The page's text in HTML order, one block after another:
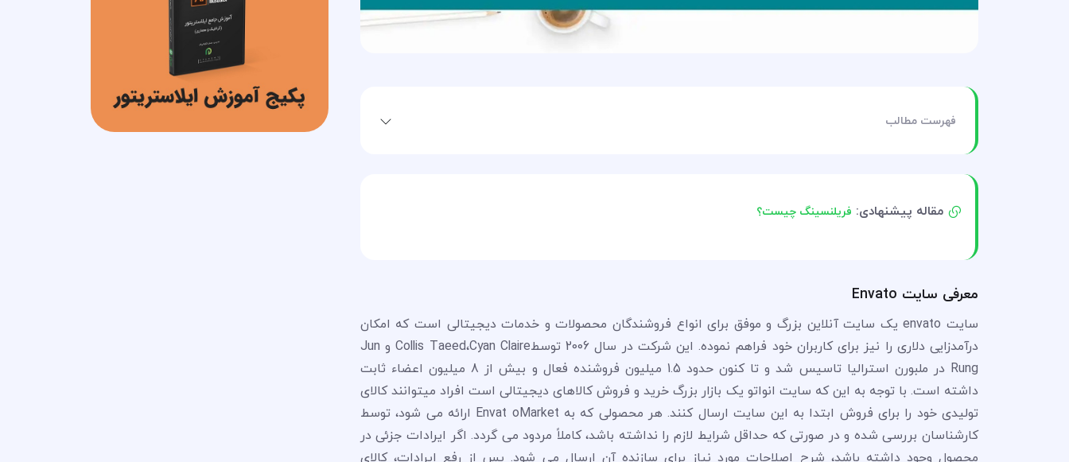
فهرست مطالب
مقاله پیشنهادی: فریلنسینگ چیست؟
معرفی سایت Envato
سایت envato یک سایت آنلاین بزرگ و موفق برای انواع فروشندگان محصولات و خدمات دیجیتالی است که امکان
درآمدزایی دلاری را نیز برای کاربران خود فراهم نموده. این شرکت در سال 2006 توسطCollis Taeed،Cyan Claire و Jun
Rung در ملبورن استرالیا تاسیس شد و تا کنون حدود 1.5 میلیون فروشنده فعال و بیش از 8 میلیون اعضاء ثابت
داشته است. با توجه به این که سایت انواتو یک بازار بزرگ خرید و فروش کالاهای دیجیتالی است افراد میتوانند کالای
تولیدی خود را برای فروش ابتدا به این سایت ارسال کنند. هر محصولی که به Envat oMarket ارائه می شود، توسط
کارشناسان بررسی شده و در صورتی که حداقل شرایط لازم را نداشته باشد، کاملاً مردود می گردد. اگر ایرادات جزئی در
محصول وجود داشته باشد، شرح اصلاحات مورد نیاز برای سازنده آن ارسال می شود. پس از رفع ایرادات، کالای